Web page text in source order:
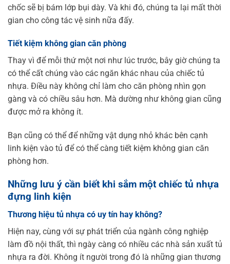
chốc sẽ bị bám lớp bụi dày. Và khi đó, chúng ta lại mất thời
gian cho công tác vệ sinh nữa đấy.
Tiết kiệm không gian căn phòng
Thay vì để mỗi thứ một nơi như lúc trước, bây giờ chúng ta
có thể cất chúng vào các ngăn khác nhau của chiếc tủ
nhựa. Điều này không chỉ làm cho căn phòng nhìn gọn
gàng và có chiều sâu hơn. Mà dường như không gian cũng
được mở ra không ít.
Bạn cũng có thể để những vật dụng nhỏ khác bên cạnh
linh kiện vào tủ để có thể càng tiết kiệm không gian căn
phòng hơn.
Những lưu ý cần biết khi sắm một chiếc tủ nhựa
đựng linh kiện
Thương hiệu tủ nhựa có uy tín hay không?
Hiện nay, cùng với sự phát triển của ngành công nghiệp
làm đồ nội thất, thì ngày càng có nhiều các nhà sản xuất tủ
nhựa ra đời. Không ít người trong đó là những gian thương